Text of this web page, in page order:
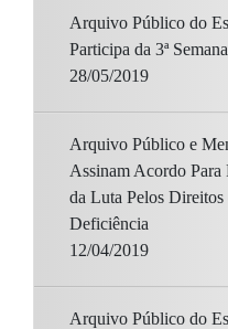
Arquivo Público do
Participa da 3ª
28/05/2019
Arquivo Público e
Assinam Acordo Para
da Luta Pelos Direitos
Deficiência
12/04/2019
Arquivo Público do